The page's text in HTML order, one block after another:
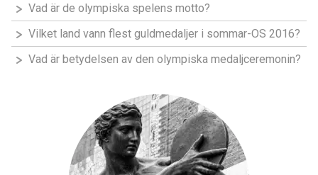
Vad är de olympiska spelens motto?
Vilket land vann flest guldmedaljer i sommar-OS 2016?
Vad är betydelsen av den olympiska medaljceremonin?